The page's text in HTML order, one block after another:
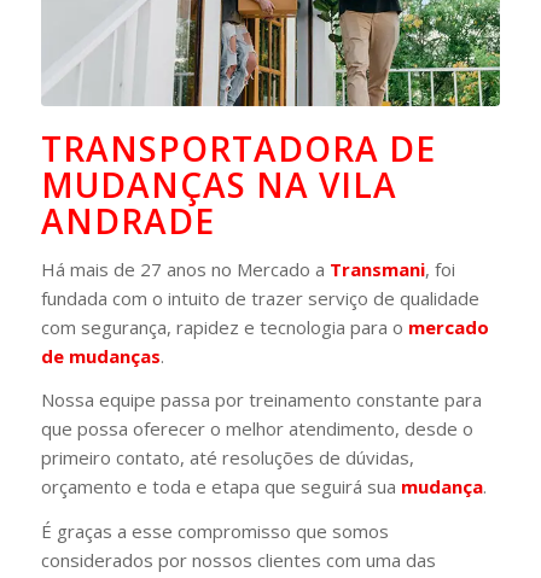
TRANSPORTADORA DE
MUDANÇAS NA VILA
ANDRADE
Há mais de 27 anos no Mercado a Transmani, foi
fundada com o intuito de trazer serviço de qualidade
com segurança, rapidez e tecnologia para o mercado
de mudanças.
Nossa equipe passa por treinamento constante para
que possa oferecer o melhor atendimento, desde o
primeiro contato, até resoluções de dúvidas,
orçamento e toda e etapa que seguirá sua mudança.
É graças a esse compromisso que somos
considerados por nossos clientes com uma das